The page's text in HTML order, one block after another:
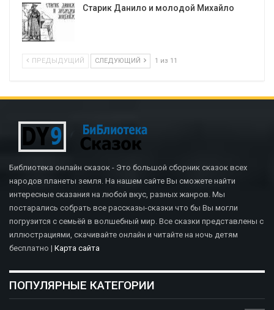
Старик Данило и молодой Михайло
ПРЕДЫДУЩИЙ СЛЕДУЮЩИЙ 1 из 11
Библиотека онлайн сказок - Это большой сборник сказок всех
народов планеты земля. На нашем сайте Вы сможете найти
интересные сказания на любой вкус, разных жанров. Мы
постарались собрать все рассказы-сказки что бы Вы могли
погрузится с семьёй в волшебный мир. Все сказки представлены с
иллюстрациями, скачивайте онлайн и читайте на ночь детям
бесплатно | Карта сайта
ПОПУЛЯРНЫЕ КАТЕГОРИИ